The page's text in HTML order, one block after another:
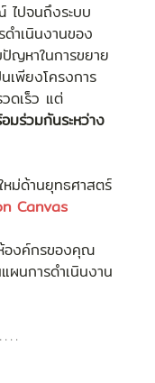
ไปจนถึงระบบ
ำเนินงานของ
ญหาในการขยาย
เพียงโครงการ
ดเร็ว แต่
มร่วมกันระหว่าง
หม่ด้านยุทธศาสตร์
Canvas
ห้องค์กรของคุณ
นการดำเนินงาน